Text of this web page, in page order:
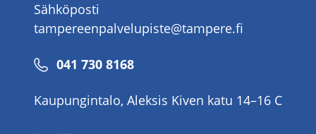
Sähköposti
tampereenpalvelupiste@tampere.fi
Puhelinnumero
041 730 8168
Kaupungintalo, Aleksis Kiven katu 14–16 C